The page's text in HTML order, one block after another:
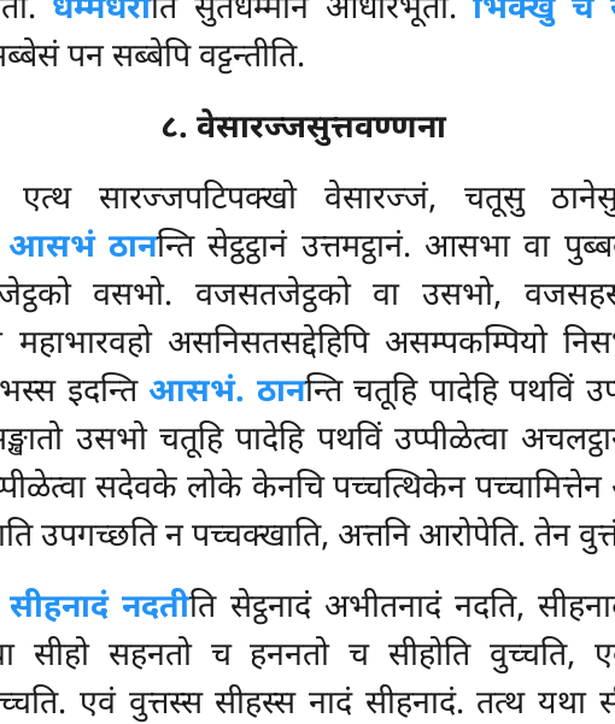
धम्मधराति सुतधम्मानं आधारभूता.भिक्खु च
पन सब्बेपि वट्टन्तीति.
८. वेसारज्जसुत्तवण्णना
एत्थ सारज्जपटिपक्खो वेसारज्जं, चतूसु
आसभं ठानन्ति सेट्ठट्ठानं उत्तमट्ठानं. आसभा वा
वसभो. वजसतजेट्ठको वा उसभो,
महाभारवहो असनिसतसद्देहिपि असम्पकम्पियो
इदन्ति आसभं. ठानन्ति चतूहि पादेहि पथविं
उसभो चतूहि पादेहि पथविं उप्पीळेत्वा
सदेवके लोके केनचि पच्चत्थिकेन पच्चामित्तेन
उपगच्छति न पच्चक्खाति, अत्तनि आरोपेति. तेन
सीहनादं नदतीति सेट्ठनादं अभीतनादं नदति,
सीहो सहनतो च हननतो च सीहोति वुच्चति,
एवं वुत्तस्स सीहस्स नादं सीहनादं. तत्थ यथा